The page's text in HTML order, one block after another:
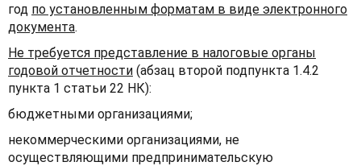
год по установленным форматам в виде электронного
документа.
Не требуется представление в налоговые органы
годовой отчетности (абзац второй подпункта 1.4.2
пункта 1 статьи 22 НК):
бюджетными организациями;
некоммерческими организациями, не
осуществляющими предпринимательскую